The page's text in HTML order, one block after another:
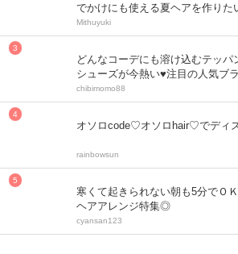
でかけにも使える夏ヘアを作りた
Mithuyuki
どんなコーデにも溶け込むテッパ
シューズが今熱い♥注目の人気ブ
chibimomo88
オソロcode♡オソロhair♡でディ
rainbowsun
寒くて起きられない朝も5分でＯ
ヘアアレンジ特集◎
cyansan123